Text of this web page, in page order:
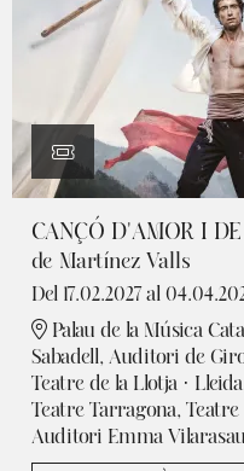
CANÇÓ D'AMOR I DE
de Martínez Valls
Del 17.02.2027 al
Palau de la Música
Sabadell, Auditori de
Teatre de la Llotja ·
Teatre Tarragona,
Auditori Emma Vilarasau